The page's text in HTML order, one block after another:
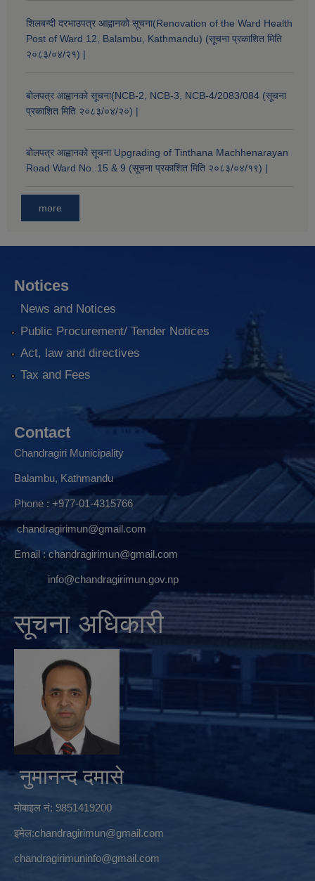
शिलबन्दी दरभाउपत्र आह्वानको सूचना(Renovation of the Ward Health
Post of Ward 12, Balambu, Kathmandu) (सूचना प्रकाशित मिति
२०८३/०४/२१) |
बोलपत्र आह्वानको सूचना(NCB-2, NCB-3, NCB-4/2083/084 (सूचना
प्रकाशित मिति २०८३/०४/२०) |
बोलपत्र आह्वानको सूचना Upgrading of Tinthana Machhenarayan
Road Ward No. 15 & 9 (सूचना प्रकाशित मिति २०८३/०४/१९) |
more
Notices
News and Notices
Public Procurement/ Tender Notices
Act, law and directives
Tax and Fees
Contact
Chandragiri Municipality
Balambu, Kathmandu
Phone : +977-01-4315766
chandragirimun@gmail.com
Email :chandragirimun@gmail.com
info@chandragirimun.gov.np
सूचना अधिकारी
नुमानन्द दमासे
मोबाइल नं: 9851419200
इमेल:chandragirimun@gmail.com
chandragirimuninfo@gmail.com